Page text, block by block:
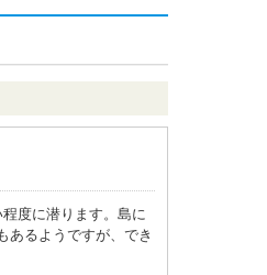
度に潜ります。島に
あるようですが、でき